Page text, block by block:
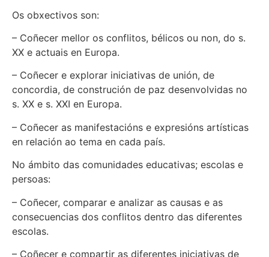
Os obxectivos son:
– Coñecer mellor os conflitos, bélicos ou non, do s.
XX e actuais en Europa.
– Coñecer e explorar iniciativas de unión, de
concordia, de construción de paz desenvolvidas no
s. XX e s. XXI en Europa.
– Coñecer as manifestacións e expresións artísticas
en relación ao tema en cada país.
No ámbito das comunidades educativas; escolas e
persoas:
– Coñecer, comparar e analizar as causas e as
consecuencias dos conflitos dentro das diferentes
escolas.
– Coñecer e compartir as diferentes iniciativas de